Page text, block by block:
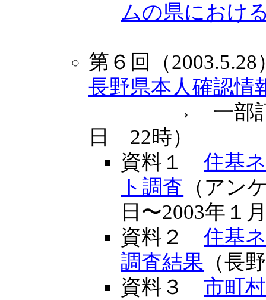
ムの県におけ
第６回（2003.5.28
長野県本人確認
→ 一部訂正の
日 22時）
資料１住基
ト調査 （アン
日〜2003年１
資料２住基
調査結果 （長
資料３市町